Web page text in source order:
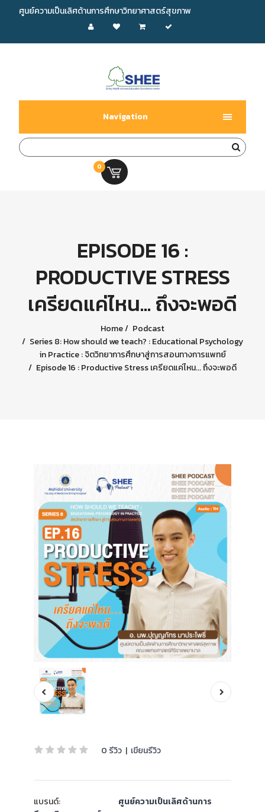
ศูนย์ความเป็นเลิศด้านการศึกษาวิทยาศาสตร์สุขภาพ
Navigation
0
EPISODE 16 :
PRODUCTIVE STRESS
เครียดแค่ไหน... ถึงจะพอดี
Home
Podcast
Series 8: How should we teach? : Educational Psychology
in Practice : จิตวิทยาการศึกษาสู่การสอนทางการแพทย์
Episode 16 : Productive Stress เครียดแค่ไหน... ถึงจะพอดี
0 รีวิว | เขียนรีวิว
แบรนด์:
ศูนย์ความเป็นเลิศด้านการ